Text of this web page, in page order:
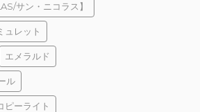
サン・ニコラス】
ュレット
エメラルド
ル
ピーライト